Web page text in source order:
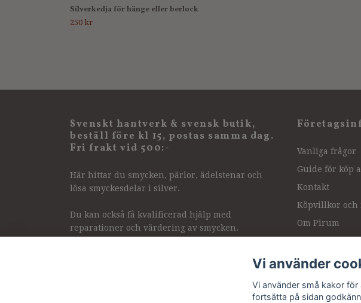
Silverkedja för hänge eller berlock
250 kr
Svenskt hantverk & svensk butik,
beställ före kl 15, postas samma dag.
Fri frakt vid 500:-
Här hittar du smycken, pärlor, ädelstenar och
lösa smyckesdelar i silver.
Du kan också få kvalificerad hjälp med
reparationer och värdering av smycken.
Vanliga frågor
Guide för köp
Kontakt
Köpvillkor och
Om Pirum
Intressanta
Vi använder
Vi använder små kakor
fortsätta på sidan